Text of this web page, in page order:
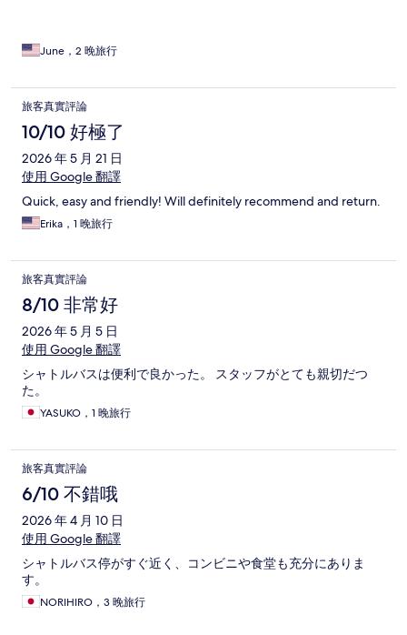
June，2 晚旅行
旅客真實評論
10/10 好極了
2026 年 5 月 21 日
使用 Google 翻譯
Quick, easy and friendly! Will definitely recommend and return.
Erika，1 晚旅行
旅客真實評論
8/10 非常好
2026 年 5 月 5 日
使用 Google 翻譯
シャトルバスは便利で良かった。 スタッフがとても親切だつ
た。
YASUKO，1 晚旅行
旅客真實評論
6/10 不錯哦
2026 年 4 月 10 日
使用 Google 翻譯
シャトルバス停がすぐ近く、コンビニや食堂も充分にありま
す。
NORIHIRO，3 晚旅行